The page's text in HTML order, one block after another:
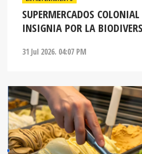
SUPERMERCADOS
INSIGNIA POR LA
31 Jul 2026. 04:07 PM